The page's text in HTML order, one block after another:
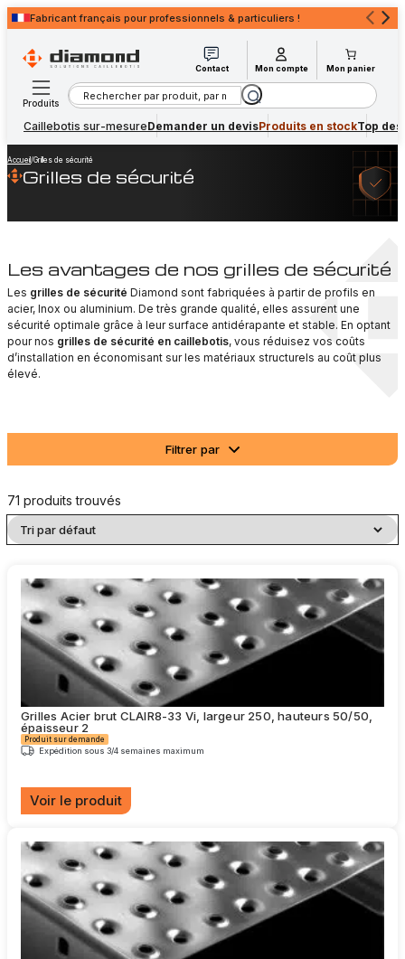
Fabricant français pour professionnels & particuliers !
pour professionnels & particuliers !
Contact Mon compte Mon panier
Produits
Rechercher
Caillebotis sur-mesureDemander un devisProduits en stockTop
Accueil/Grilles de sécurité
Grilles de sécurité
Les avantages de nos grilles de sécurité
Les grilles de sécurité Diamond sont fabriquées à partir de profils en
acier, Inox ou aluminium. De très grande qualité, elles assurent une
sécurité optimale grâce à leur surface antidérapante et stable. En optant
pour nos grilles de sécurité en caillebotis, vous réduisez vos coûts
d’installation en économisant sur les matériaux structurels au coût plus
élevé.
71 produits trouvés
Grilles Acier brut CLAIR8-33 Vi, largeur 250, hauteurs 50/50,
épaisseur 2
Produit sur demande
Expédition sous 3/4 semaines maximum
Voir le produit
plusieurs
variations.
Les
options
peuvent
Filtrer par